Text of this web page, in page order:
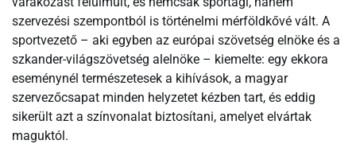
szervezési szempontból is történelmi mérföldkővé vált. A
sportvezető – aki egyben az európai szövetség elnöke és a
szkander-világszövetség alelnöke – kiemelte: egy ekkora
eseménynél természetesek a kihívások, a magyar
szervezőcsapat minden helyzetet kézben tart, és eddig
sikerült azt a színvonalat biztosítani, amelyet elvártak
maguktól.